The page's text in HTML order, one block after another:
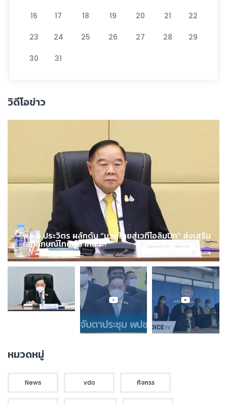
16 17 18 19 20 21 22
23 24 25 26 27 28 29
30 31
วิดีโอข่าว
พล.อ.ประวิตร ผลักดัน “มวยไทยสู่เวทีโอลิมปิก” ส่งเสริม
เอกลักษณ์ไทยสู่สากล !!!
หมวดหมู่
News vdo กิจกรร